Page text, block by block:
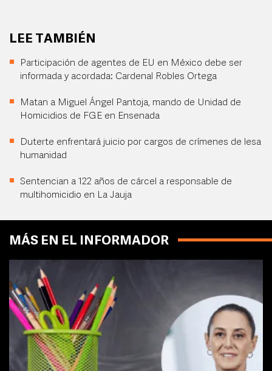
LEE TAMBIÉN
Participación de agentes de EU en México debe ser
informada y acordada: Cardenal Robles Ortega
Matan a Miguel Ángel Pantoja, mando de Unidad de
Homicidios de FGE en Ensenada
Duterte enfrentará juicio por cargos de crímenes de lesa
humanidad
Sentencian a 122 años de cárcel a responsable de
multihomicidio en La Jauja
MÁS EN EL INFORMADOR